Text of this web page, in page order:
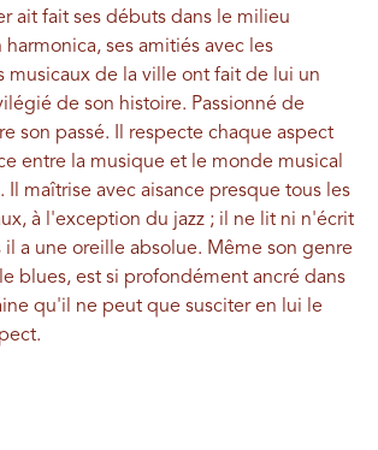
ait fait ses débuts dans le milieu
harmonica, ses amitiés avec les
musicaux de la ville ont fait de lui un
de son histoire. Passionné de
son passé. Il respecte chaque aspect
entre la musique et le monde musical
Il maîtrise avec aisance presque tous les
à l'exception du jazz ; il ne lit ni n'écrit
il a une oreille absolue. Même son genre
blues, est si profondément ancré dans
qu'il ne peut que susciter en lui le